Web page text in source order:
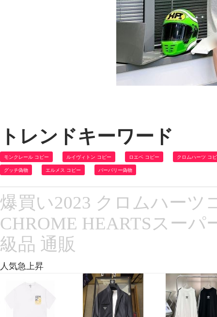
トレンドキーワード
モンクレール コピー ルイヴィトン コピー ロエベ コピー クロムハーツ コ
グッチ偽物 エルメス コピー バーバリー偽物
爆買い2023 クロムハーツ
CHROME HEARTSスー
級品 通販
人気急上昇